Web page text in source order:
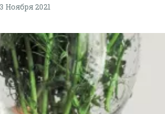
Ноября 2021